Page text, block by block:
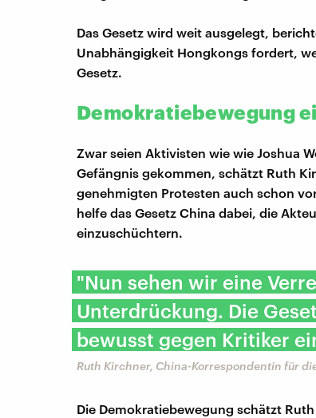
Das Gesetz wird weit ausgelegt,
Unabhängigkeit Hongkongs fordert,
Gesetz.
Demokratiebewegung
Zwar seien Aktivisten wie wie Joshua
Gefängnis gekommen, schätzt Ruth
genehmigten Protesten auch schon
helfe das Gesetz China dabei, die
einzuschüchtern.
"Nun sehen wir eine
Unterdrückung. Die
bewusst gegen Kritiker
Ruth Kirchner, China-Korrespondentin für
Die Demokratiebewegung schätzt